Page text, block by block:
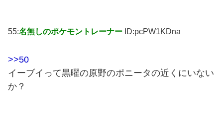
55:名無しのポケモントレーナー ID:pcPW1KDna
>>50
イーブイって黒曜の原野のポニータの近くにいない
か？